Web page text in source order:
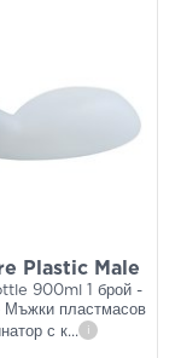
Plastic Male
900ml 1 брой -
Мъжки пластмасов
с к... i